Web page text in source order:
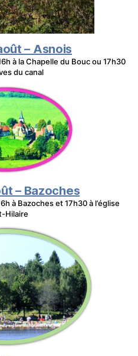
– Asnois
à la Chapelle du Bouc ou 17h30
du canal
– Bazoches
à Bazoches et 17h30 à l’église
Hilaire